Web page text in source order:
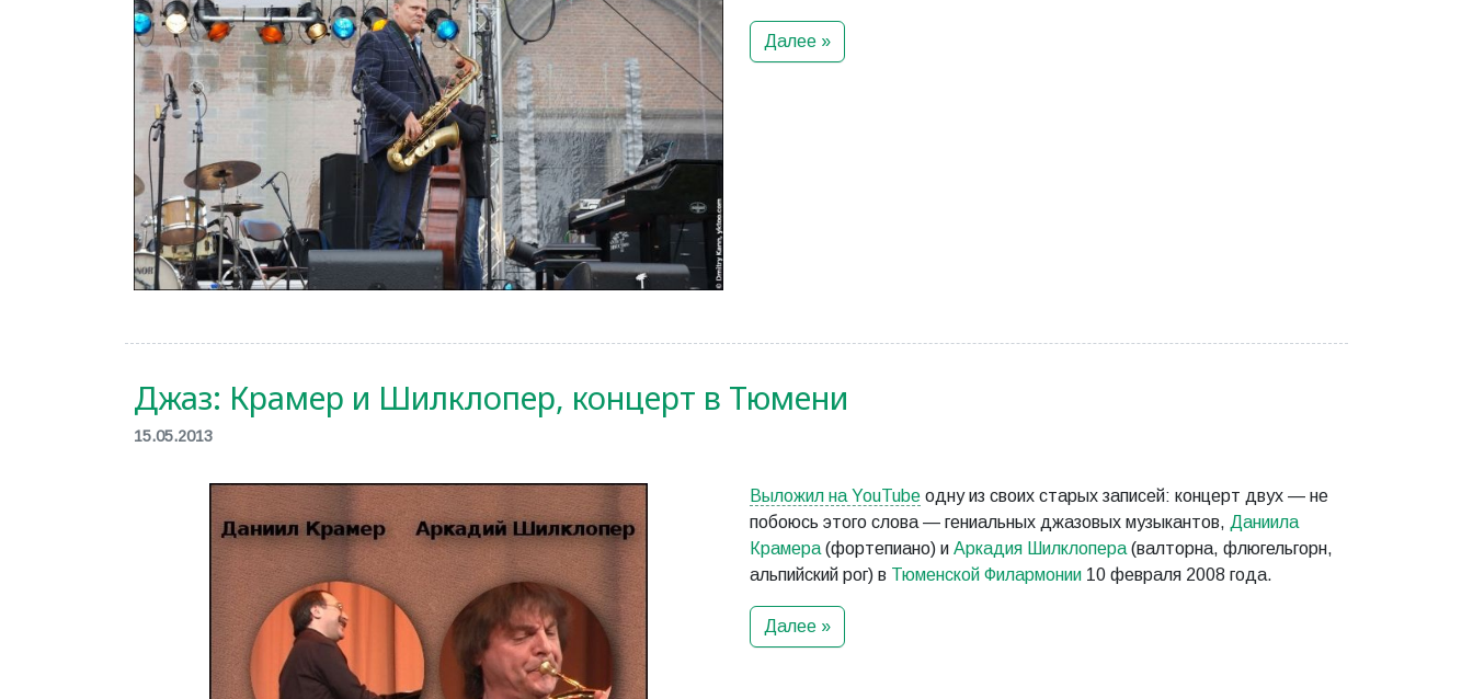
Далее »
Джаз: Крамер и Шилклопер, концерт в Тюмени
15.05.2013
Выложил на YouTube одну из своих старых записей: концерт двух — не
побоюсь этого слова — гениальных джазовых музыкантов, Даниила
Крамера (фортепиано) и Аркадия Шилклопера (валторна, флюгельгорн,
альпийский рог) в Тюменской Филармонии 10 февраля 2008 года.
Далее »